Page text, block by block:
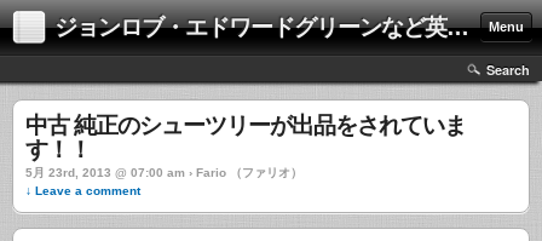
ジョンロブ・エドワードグリーンなど英国靴の激安中古通販情報ブログ Menu
Search
中古 純正のシューツリーが出品をされていま
す！！
5月 23rd, 2013 @ 07:00 am › Fario （ファリオ）
↓ Leave a comment